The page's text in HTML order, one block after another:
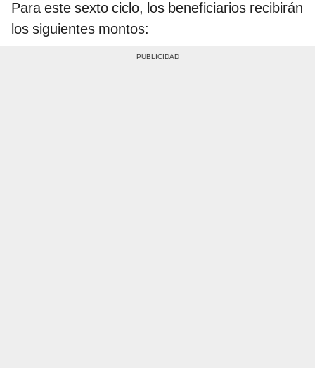
Para este sexto ciclo, los beneficiarios recibirán
los siguientes montos: